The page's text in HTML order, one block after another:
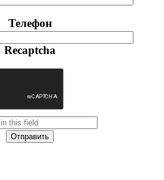
Телефон
Recaptcha